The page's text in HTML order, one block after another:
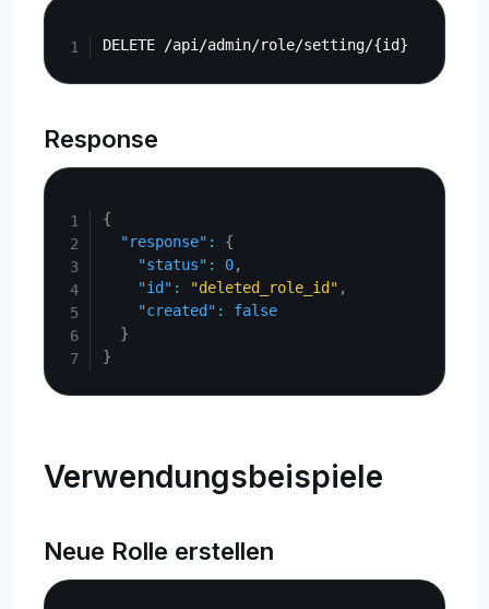
Response
{
"response" :
{
"status" : 0,
"id" : "deleted_role_id" ,
"created" :
false
}
}
Verwendungsbeispiele
Neue Rolle erstellen